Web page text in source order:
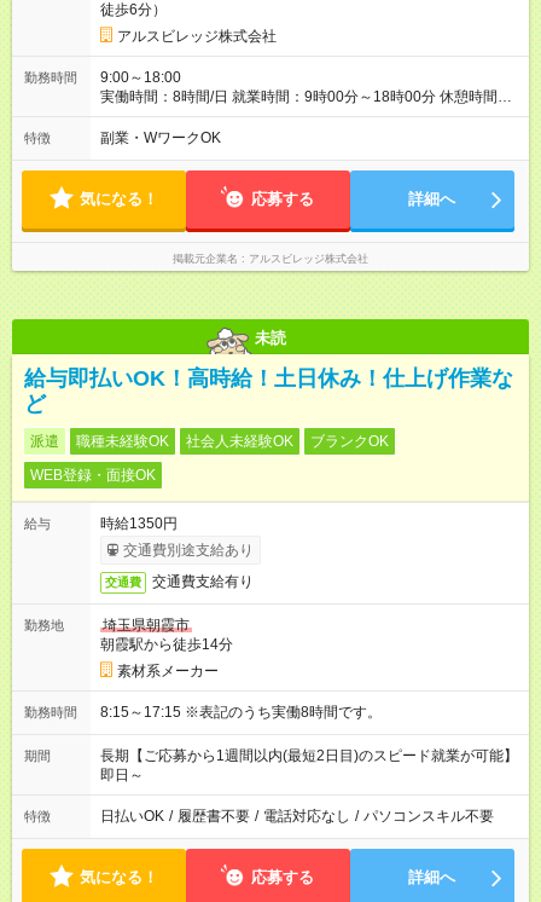
徒歩6分）
アルスビレッジ株式会社
勤務時間
9:00～18:00
実働時間：8時間/日 就業時間：9時00分～18時00分 休憩時間1
時間 ※できらば週4日以上勤務していただける方を希望します。
特徴 副業・WワークOK
気になる！ 応募する 詳細へ
掲載元企業名 アルスビレッジ株式会社
未読
給与即払いOK！高時給！土日休み！仕上げ作業な
ど
派遣 職種未経験OK 社会人未経験OK
ブランクOK
WEB登録・面接OK
給与
時給1350円
交通費別途支給あり
交通費 交通費支給有り
勤務地
埼玉県朝霞市
朝霞駅から徒歩14分
素材系メーカー
勤務時間 8:15～17:15 ※表記のうち実働8時間です。
期間
長期【ご応募から1週間以内(最短2日目)のスピード就業が可能】
即日～
特徴 日払いOK / 履歴書不要 / 電話対応なし / パソコンスキル不要
気になる！ 応募する 詳細へ